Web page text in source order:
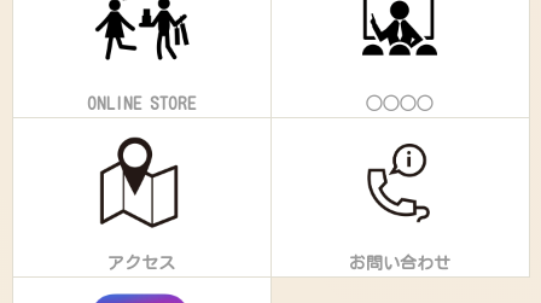
ONLINE STORE ◯◯◯◯
アクセス お問い合わせ